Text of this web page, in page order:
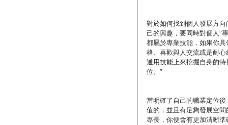
對於如何找到個人發展方
己的興趣，要同時對個人“
都屬於專業技能，如果你
格、喜歡與人交流或是耐
通用技能上來挖掘自身的
位。”
當明確了自己的職業定位
值的，並且有足夠發展空
專長，你便會有更加清晰準